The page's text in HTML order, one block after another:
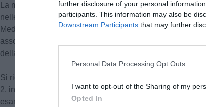
further disclosure of your personal
participants. This information may also be
Downstream Participants that may further
Personal Data Processing Opt Outs
I want to opt-out of the Sharing of my
Opted In
La mattinata con Marley è uno dei vari eventi – che
nelle prossime domeniche - organizzati dallo staff
Medicina trasfusionale e biologia dei trapianti, in
associazioni di volontariato, per sensibilizzare la
della donazione di sangue ed emocomponenti.
Si ricorda che si può donare al presidio ospedaliero di
2, ingresso C, dal lunedì al sabato dalle 8 alle 13 e dalle
esami pre-donazione (anche nei pomeriggi di martedì e